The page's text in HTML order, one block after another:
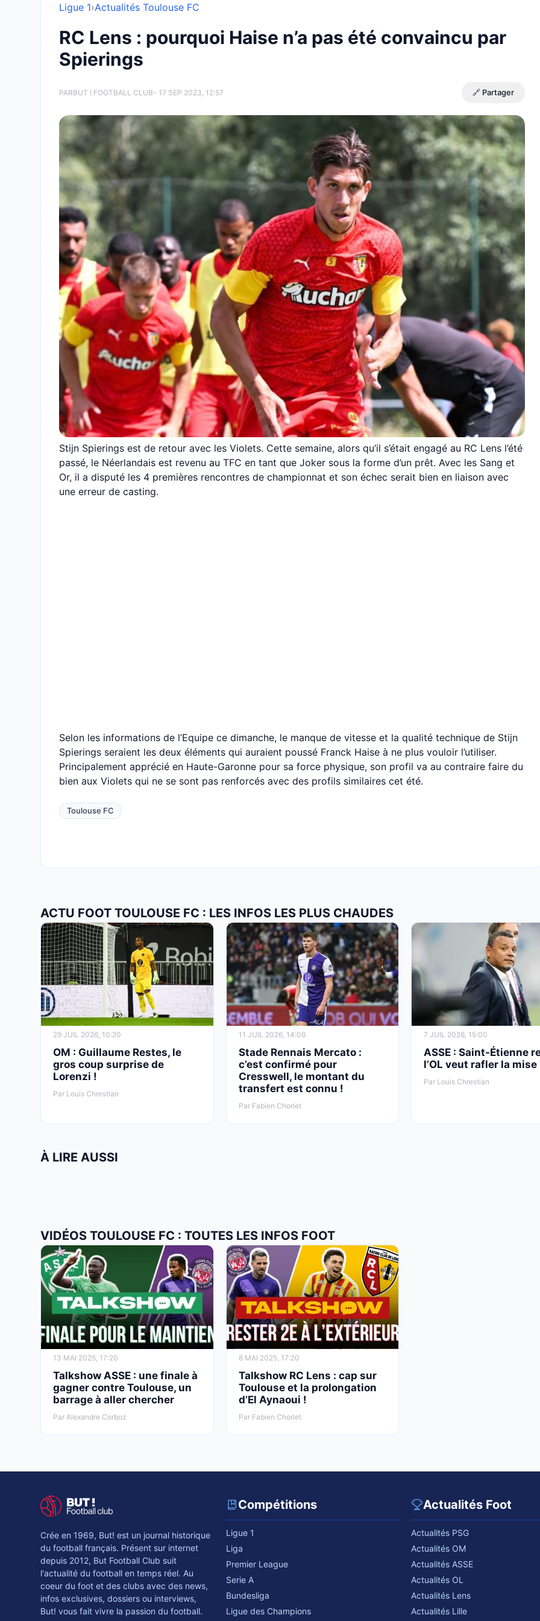
Ligue 1›Actualités Toulouse FC
RC Lens : pourquoi Haise n’a pas été convaincu par
Spierings
PARBUT ! FOOTBALL CLUB- 17 SEP 2023, 12:57 🔗 Partager
Stijn Spierings est de retour avec les Violets. Cette semaine, alors qu’il s’était engagé au RC Lens l’été
passé, le Néerlandais est revenu au TFC en tant que Joker sous la forme d’un prêt. Avec les Sang et
Or, il a disputé les 4 premières rencontres de championnat et son échec serait bien en liaison avec
une erreur de casting.
Selon les informations de l’Equipe ce dimanche, le manque de vitesse et la qualité technique de Stijn
Spierings seraient les deux éléments qui auraient poussé Franck Haise à ne plus vouloir l’utiliser.
Principalement apprécié en Haute-Garonne pour sa force physique, son profil va au contraire faire du
bien aux Violets qui ne se sont pas renforcés avec des profils similaires cet été.
Toulouse FC
ACTU FOOT TOULOUSE FC : LES INFOS LES PLUS CHAUDES
29 JUIL 2026, 10:20
OM : Guillaume Restes, le
gros coup surprise de
Lorenzi !
Par Louis Chrestian
11 JUIL 2026, 14:00
Stade Rennais Mercato :
c’est confirmé pour
Cresswell, le montant du
transfert est connu !
Par Fabien Chorlet
7 JUIL 2026, 15:00
ASSE : Saint-Étienne
l’OL veut rafler la mise
Par Louis Chrestian
À LIRE AUSSI
VIDÉOS TOULOUSE FC : TOUTES LES INFOS FOOT
13 MAI 2025, 17:20
Talkshow ASSE : une finale à
gagner contre Toulouse, un
barrage à aller chercher
Par Alexandre Corboz
8 MAI 2025, 17:20
Talkshow RC Lens : cap sur
Toulouse et la prolongation
d’El Aynaoui !
Par Fabien Chorlet
Crée en 1969, But! est un journal historique
du football français. Présent sur internet
depuis 2012, But Football Club suit
l'actualité du football en temps réel. Au
coeur du foot et des clubs avec des news,
infos exclusives, dossiers ou interviews,
But! vous fait vivre la passion du football.
Compétitions
Ligue 1
Liga
Premier League
Serie A
Bundesliga
Ligue des Champions
Actualités Foot
Actualités PSG
Actualités OM
Actualités ASSE
Actualités OL
Actualités Lens
Actualités Lille